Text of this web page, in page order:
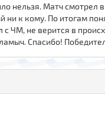
нельзя. Матч
к кому. По итогам
ЧМ, не верится в
Спасибо!